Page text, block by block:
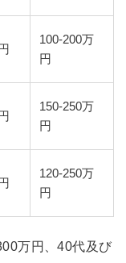
100-200万
円
150-250万
円
120-250万
円
万円、40代及び